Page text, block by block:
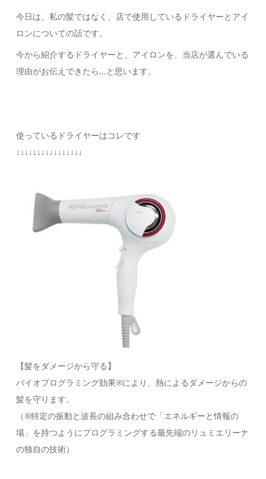
今日は、私の髪ではなく、店で使用しているドライヤーとアイ
ロンについての話です。
今から紹介するドライヤーと、アイロンを、当店が選んでいる
理由がお伝えできたら…と思います。
使っているドライヤーはコレです
↓↓↓↓↓↓↓↓↓↓↓↓↓↓↓↓
【髪をダメージから守る】
バイオプログラミング効果※により、熱によるダメージからの
髪を守ります。
（※特定の振動と波長の組み合わせで「エネルギーと情報の
場」を持つようにプログラミングする最先端のリュミエリーナ
の独自の技術）